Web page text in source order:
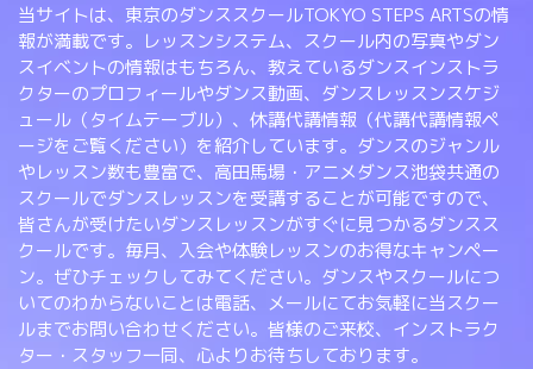
当サイトは、東京のダンススクールTOKYO STEPS ARTSの情
報が満載です。レッスンシステム、スクール内の写真やダン
スイベントの情報はもちろん、教えているダンスインストラ
クターのプロフィールやダンス動画、ダンスレッスンスケジ
ュール（タイムテーブル）、休講代講情報（代講代講情報ペ
ージをご覧ください）を紹介しています。ダンスのジャンル
やレッスン数も豊富で、高田馬場・アニメダンス池袋共通の
スクールでダンスレッスンを受講することが可能ですので、
皆さんが受けたいダンスレッスンがすぐに見つかるダンスス
クールです。毎月、入会や体験レッスンのお得なキャンペー
ン。ぜひチェックしてみてください。ダンスやスクールにつ
いてのわからないことは電話、メールにてお気軽に当スクー
ルまでお問い合わせください。皆様のご来校、インストラク
ター・スタッフ一同、心よりお待ちしております。